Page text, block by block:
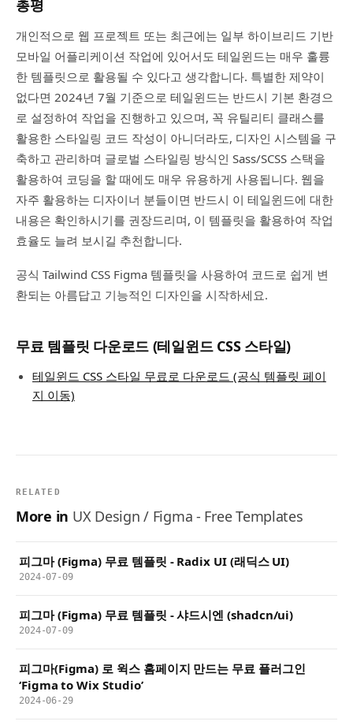
총평
개인적으로 웹 프로젝트 또는 최근에는 일부 하이브리드 기반
모바일 어플리케이션 작업에 있어서도 테일윈드는 매우 훌륭
한 템플릿으로 활용될 수 있다고 생각합니다. 특별한 제약이
없다면 2024년 7월 기준으로 테일윈드는 반드시 기본 환경으
로 설정하여 작업을 진행하고 있으며, 꼭 유틸리티 클래스를
활용한 스타일링 코드 작성이 아니더라도, 디자인 시스템을 구
축하고 관리하며 글로벌 스타일링 방식인 Sass/SCSS 스택을
활용하여 코딩을 할 때에도 매우 유용하게 사용됩니다. 웹을
자주 활용하는 디자이너 분들이면 반드시 이 테일윈드에 대한
내용은 확인하시기를 권장드리며, 이 템플릿을 활용하여 작업
효율도 늘려 보시길 추천합니다.
공식 Tailwind CSS Figma 템플릿을 사용하여 코드로 쉽게 변
환되는 아름답고 기능적인 디자인을 시작하세요.
무료 템플릿 다운로드 (테일윈드 CSS 스타일)
테일윈드 CSS 스타일 무료로 다운로드 (공식 템플릿 페이
지 이동)
RELATED
More in UX Design / Figma - Free Templates
피그마 (Figma) 무료 템플릿 - Radix UI (래딕스 UI)
2024-07-09
피그마 (Figma) 무료 템플릿 - 샤드시엔 (shadcn/ui)
2024-07-09
피그마(Figma) 로 윅스 홈페이지 만드는 무료 플러그인
‘Figma to Wix Studio’
2024-06-29